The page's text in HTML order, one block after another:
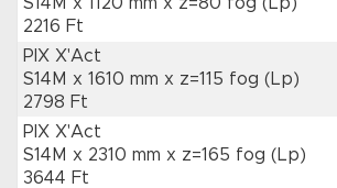
2216 Ft
PIX X'Act
S14M x 1610 mm x z=115 fog (Lp)
2798 Ft
PIX X'Act
S14M x 2310 mm x z=165 fog (Lp)
3644 Ft